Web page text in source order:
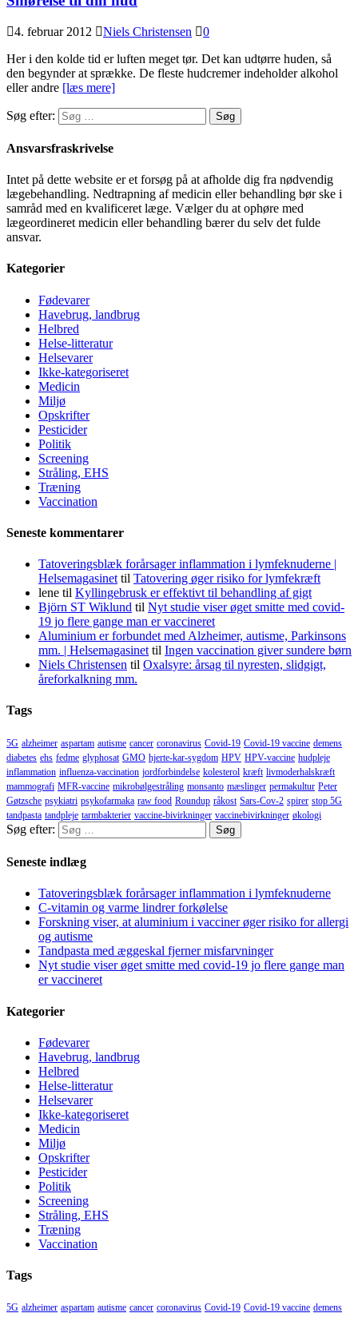
4. februar 2012 Niels Christensen
0
Her i den kolde tid er luften meget tør. Det kan udtørre huden, så
den begynder at sprække. De fleste hudcremer indeholder alkohol
eller andre [læs mere]
Søg efter:
Ansvarsfraskrivelse
Intet på dette website er et forsøg på at afholde dig fra nødvendig
lægebehandling. Nedtrapning af medicin eller behandling bør ske i
samråd med en kvalificeret læge. Vælger du at ophøre med
lægeordineret medicin eller behandling bærer du selv det fulde
ansvar.
Kategorier
Fødevarer
Havebrug, landbrug
Helbred
Helse-litteratur
Helsevarer
Ikke-kategoriseret
Medicin
Miljø
Opskrifter
Pesticider
Politik
Screening
Stråling, EHS
Træning
Vaccination
Seneste kommentarer
Tatoveringsblæk forårsager inflammation i lymfeknuderne |
Helsemagasinet til Tatovering øger risiko for lymfekræft
lene til Kyllingebrusk er effektivt til behandling af gigt
Björn ST Wiklund til Nyt studie viser øget smitte med covid-
19 jo flere gange man er vaccineret
Aluminium er forbundet med Alzheimer, autisme, Parkinsons
mm. | Helsemagasinet til Ingen vaccination giver sundere børn
Niels Christensen til Oxalsyre: årsag til nyresten, slidgigt,
åreforkalkning mm.
Tags
5G alzheimer aspartam autisme cancer coronavirus Covid-19 Covid-19 vaccine demens
diabetes ehs fedme glyphosat GMO hjerte-kar-sygdom HPV HPV-vaccine hudpleje
inflammation influenza-vaccination jordforbindelse kolesterol kræft livmoderhalskræft
mammografi MFR-vaccine mikrobølgestråling monsanto mæslinger permakultur Peter
Gøtzsche psykiatri psykofarmaka raw food Roundup råkost Sars-Cov-2 spirer stop 5G
tandpasta tandpleje tarmbakterier vaccine-bivirkninger vaccinebivirkninger økologi
Søg efter:
Seneste indlæg
Tatoveringsblæk forårsager inflammation i lymfeknuderne
C-vitamin og varme lindrer forkølelse
Forskning viser, at aluminium i vacciner øger risiko for allergi
og autisme
Tandpasta med æggeskal fjerner misfarvninger
Nyt studie viser øget smitte med covid-19 jo flere gange man
er vaccineret
Kategorier
Fødevarer
Havebrug, landbrug
Helbred
Helse-litteratur
Helsevarer
Ikke-kategoriseret
Medicin
Miljø
Opskrifter
Pesticider
Politik
Screening
Stråling, EHS
Træning
Vaccination
Tags
5G alzheimer aspartam autisme cancer coronavirus Covid-19 Covid-19 vaccine demens